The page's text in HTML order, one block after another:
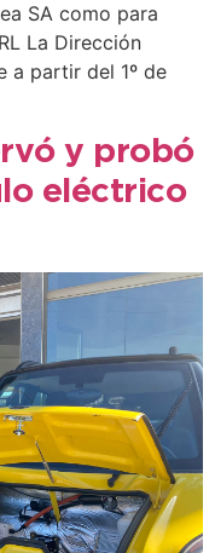
SA como para
La Dirección
a partir del 1º de
y probó
eléctrico